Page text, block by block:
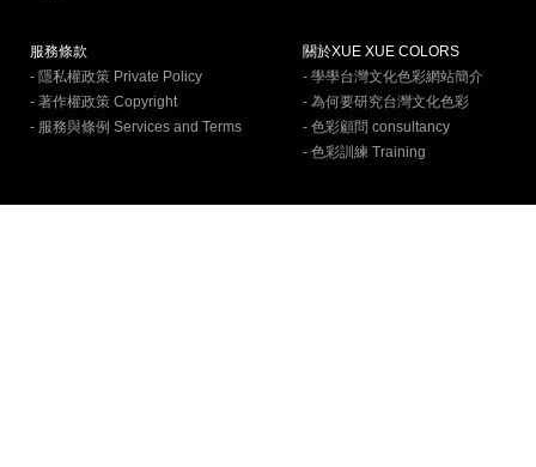
服務條款
- 隱私權政策 Private Policy
- 著作權政策 Copyright
- 服務與條例 Services and Terms
關於XUE XUE COLORS
- 學學台灣文化色彩網站簡介
- 為何要研究台灣文化色彩
- 色彩顧問 consultancy
- 色彩訓練 Training